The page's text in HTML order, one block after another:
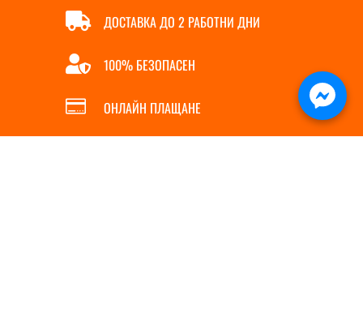
 ДОСТАВКА ДО 2 РАБОТНИ ДНИ
 100% БЕЗОПАСЕН
 ОНЛАЙН ПЛАЩАНЕ